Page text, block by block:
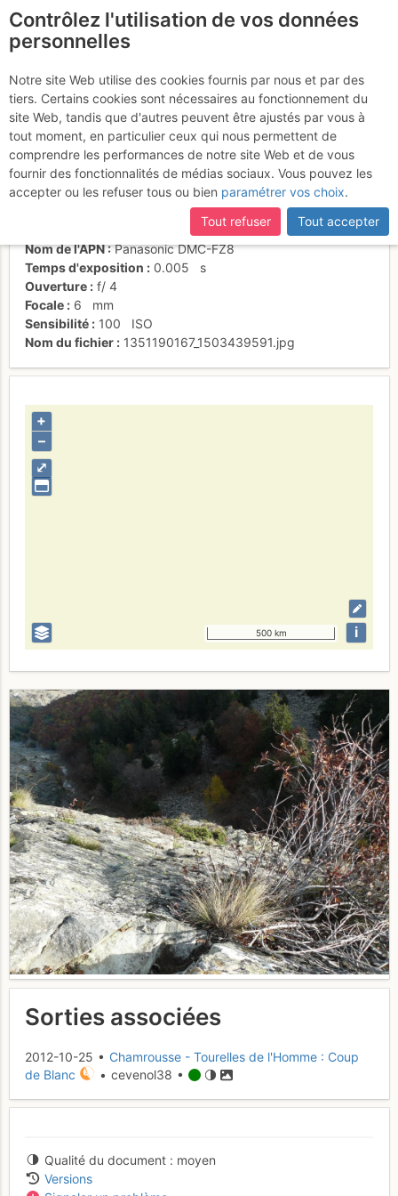
Sortie de la voie
Activités
Date/heure
25 oct. 2012 16:19
Contributeur
cevenol38
individuel (CC by-nc-nd)
Nom de l'APN
Panasonic DMC-FZ8
Temps d'exposition
0.005
s
Ouverture
f/ 4
Focale
6
mm
Sensibilité
100
ISO
Nom du fichier
1351190167_1503439591.jpg
⤢
+
–
500 km i
Sorties associées
2012-10-25 • Chamrousse - Tourelles de l'Homme : Coup
de Blanc
• cevenol38 •
Qualité du document
moyen
Versions
Contrôlez l'utilisation de vos données
personnelles
Notre site Web utilise des cookies fournis par nous et par des
tiers. Certains cookies sont nécessaires au fonctionnement du
site Web, tandis que d'autres peuvent être ajustés par vous à
tout moment, en particulier ceux qui nous permettent de
comprendre les performances de notre site Web et de vous
fournir des fonctionnalités de médias sociaux. Vous pouvez les
accepter ou les refuser tous ou bien paramétrer vos choix.
Tout refuser
Tout accepter